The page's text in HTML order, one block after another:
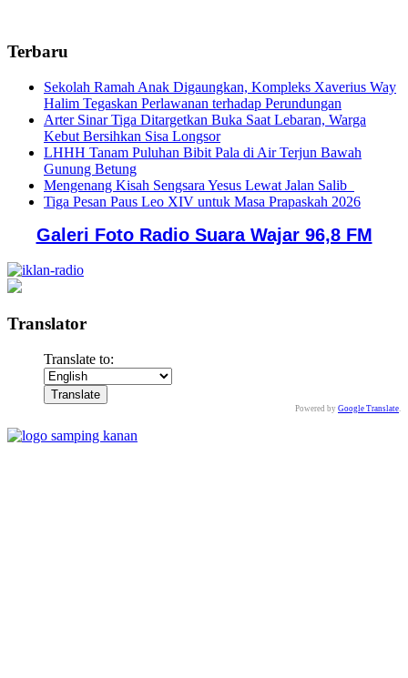
Terbaru
Sekolah Ramah Anak Digaungkan, Kompleks Xaverius Way
Halim Tegaskan Perlawanan terhadap Perundungan
Arter Sinar Tiga Ditargetkan Buka Saat Lebaran, Warga
Kebut Bersihkan Sisa Longsor
LHHH Tanam Puluhan Bibit Pala di Air Terjun Bawah
Gunung Betung
Mengenang Kisah Sengsara Yesus Lewat Jalan Salib
Tiga Pesan Paus Leo XIV untuk Masa Prapaskah 2026
Galeri Foto Radio Suara Wajar 96,8 FM
Translator
Translate to:
Powered by Google Translate